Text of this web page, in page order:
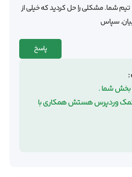
تیم شما. مشکلی را حل کردید که خیلی از
سپاس
پاسخ
بخش شما .
کمک وردپرس هستش همکاری با